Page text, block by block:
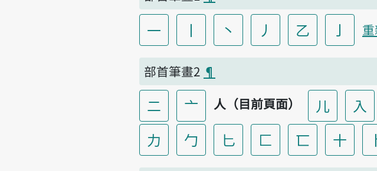
一 丨 丶 丿 乙 亅
部首筆畫2 ¶
二 亠 人（目前頁面） 儿 入
力
勹 匕 匚 匸 十